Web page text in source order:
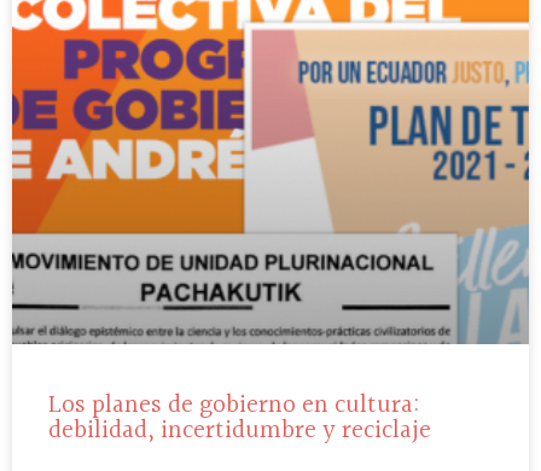
Los planes de gobierno en cultura:
debilidad, incertidumbre y reciclaje